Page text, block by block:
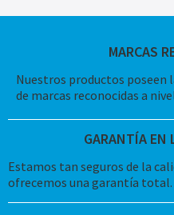
MARCAS
Nuestros productos poseen
de marcas reconocidas a
GARANTÍA EN
Estamos tan seguros de la
ofrecemos una garantía total.